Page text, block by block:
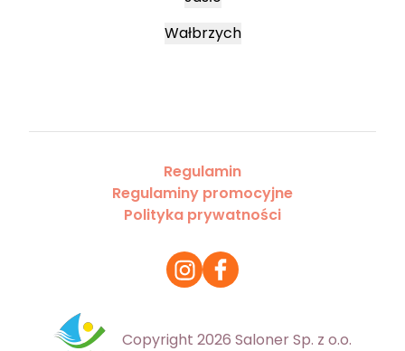
Wałbrzych
Regulamin
Regulaminy promocyjne
Polityka prywatności
Copyright 2026 Saloner Sp. z o.o.